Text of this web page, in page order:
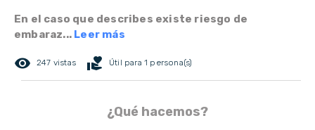
En el caso que describes existe riesgo de
embaraz... Leer más
remove_red_eye 247 vistas volunteer_activism Útil para 1 persona(s)
¿Qué hacemos?